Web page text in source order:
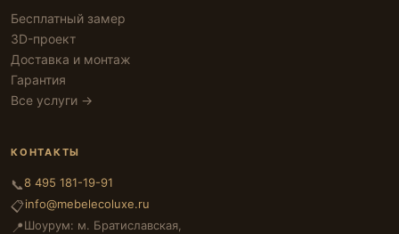
Бесплатный замер
3D-проект
Доставка и монтаж
Гарантия
Все услуги →
КОНТАКТЫ
📞8 495 181-19-91
📋info@mebelecoluxe.ru
📍Шоурум: м. Братиславская,